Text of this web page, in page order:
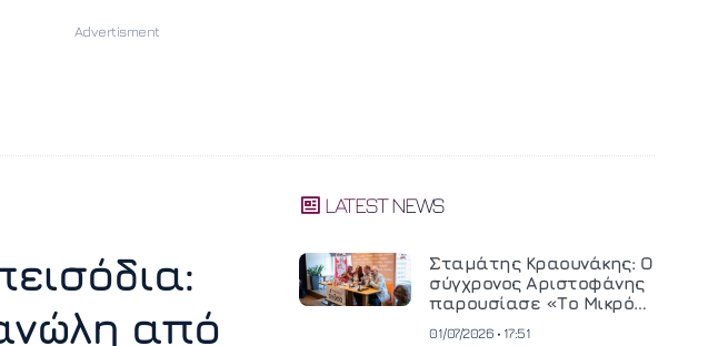
από
LATEST NEWS
Σταμάτης Κραουνάκης: Ο
σύγχρονος Αριστοφάνης
παρουσίασε «Το Μικρό
01/07/2026 • 17:51